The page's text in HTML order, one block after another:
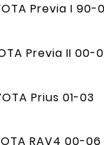
Previa I 90-
Previa II 00-
Prius 01-03
RAV4 00-06